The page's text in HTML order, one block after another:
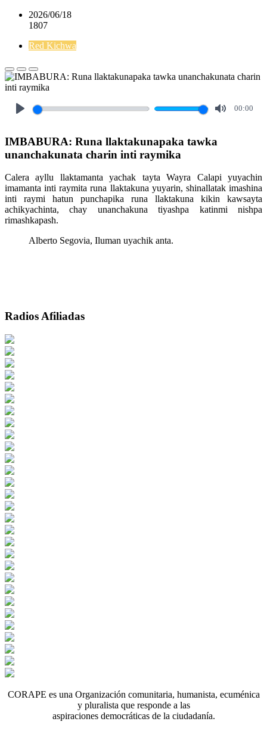
2026/06/18
1807
Red Kichwa
00:00
IMBABURA: Runa llaktakunapaka tawka
unanchakunata charin inti raymika
Calera ayllu llaktamanta yachak tayta Wayra Calapi yuyachin
imamanta inti raymita runa llaktakuna yuyarin, shinallatak imashina
inti raymi hatun punchapika runa llaktakuna kikin kawsayta
achikyachinta, chay unanchakuna tiyashpa katinmi nishpa
rimashkapash.
Alberto Segovia, Iluman uyachik anta.
Radios Afiliadas
CORAPE es una Organización comunitaria, humanista, ecuménica
y pluralista que responde a las
aspiraciones democráticas de la ciudadanía.